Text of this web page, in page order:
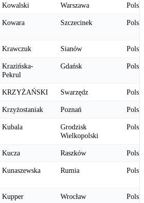
Kowalski Warszawa
Kowara Szczecinek
Krawczuk Sianów
Krazińska-
Pekrul
Gdańsk
KRZYŻAŃSKI Swarzędz
Krzyżostaniak Poznań
Kubala
Grodzisk
Wielkopolski
Kucza Raszków
Kunaszewska Rumia
Kupper Wrocław